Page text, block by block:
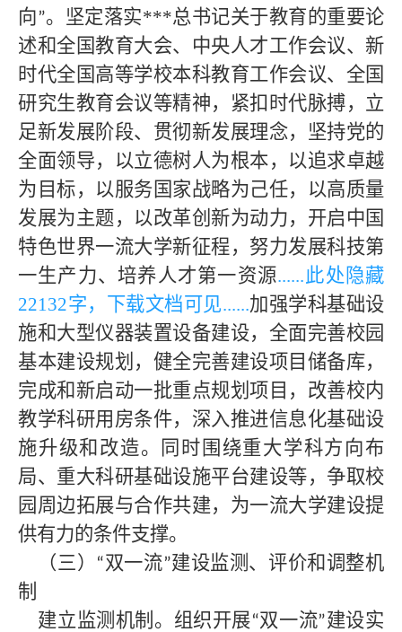
向”。坚定落实***总书记关于教育的重要论
述和全国教育大会、中央人才工作会议、新
时代全国高等学校本科教育工作会议、全国
研究生教育会议等精神，紧扣时代脉搏，立
足新发展阶段、贯彻新发展理念，坚持党的
全面领导，以立德树人为根本，以追求卓越
为目标，以服务国家战略为己任，以高质量
发展为主题，以改革创新为动力，开启中国
特色世界一流大学新征程，努力发展科技第
一生产力、培养人才第一资源......此处隐藏
22132字，下载文档可见......加强学科基础设
施和大型仪器装置设备建设，全面完善校园
基本建设规划，健全完善建设项目储备库，
完成和新启动一批重点规划项目，改善校内
教学科研用房条件，深入推进信息化基础设
施升级和改造。同时围绕重大学科方向布
局、重大科研基础设施平台建设等，争取校
园周边拓展与合作共建，为一流大学建设提
供有力的条件支撑。
（三）
“双一流”建设监测、评价和调整机
制
建立监测机制。组织开展“双一流”建设实